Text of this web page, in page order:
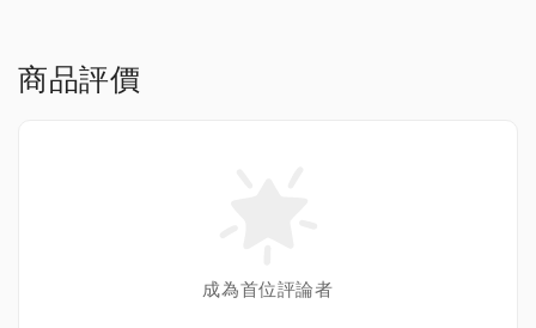
商品評價
成為首位評論者